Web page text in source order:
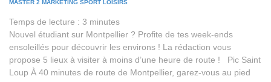
MASTER 2 MARKETING SPORT LOISIRS
Temps de lecture : 3 minutes
Nouvel étudiant sur Montpellier ? Profite de tes week-ends
ensoleillés pour découvrir les environs ! La rédaction vous
propose 5 lieux à visiter à moins d’une heure de route ! Pic Saint
Loup À 40 minutes de route de Montpellier, garez-vous au pied